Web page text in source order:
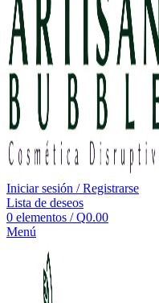
Iniciar sesión / Registrarse
Lista de deseos
0 elementos / Q0.00
Menú